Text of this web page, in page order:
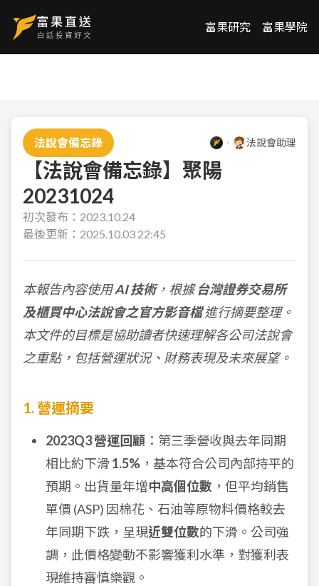
富果研究 富果學院
法說會備忘錄 法說會助理
【法說會備忘錄】聚陽
20231024
初次發布： 2023.10.24
最後更新： 2025.10.03 22:45
本報告內容使用AI 技術，根據台灣證券交易所
及櫃買中心法說會之官方影音檔進行摘要整理。
本文件的目標是協助讀者快速理解各公司法說會
之重點，包括營運狀況、財務表現及未來展望。
1. 營運摘要
2023Q3 營運回顧 ：第三季營收與去年同期
相比約下滑 1.5% ，基本符合公司內部持平的
預期。出貨量年增中高個位數 ，但平均銷售
單價 (ASP) 因棉花、石油等原物料價格較去
年同期下跌，呈現近雙位數的下滑。公司強
調，此價格變動不影響獲利水準，對獲利表
現維持審慎樂觀。